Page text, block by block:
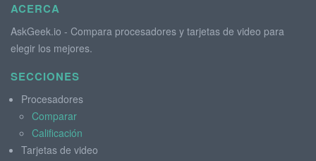
ACERCA
AskGeek.io - Compara procesadores y tarjetas de video para
elegir los mejores.
SECCIONES
Procesadores
Comparar
Calificación
Tarjetas de video